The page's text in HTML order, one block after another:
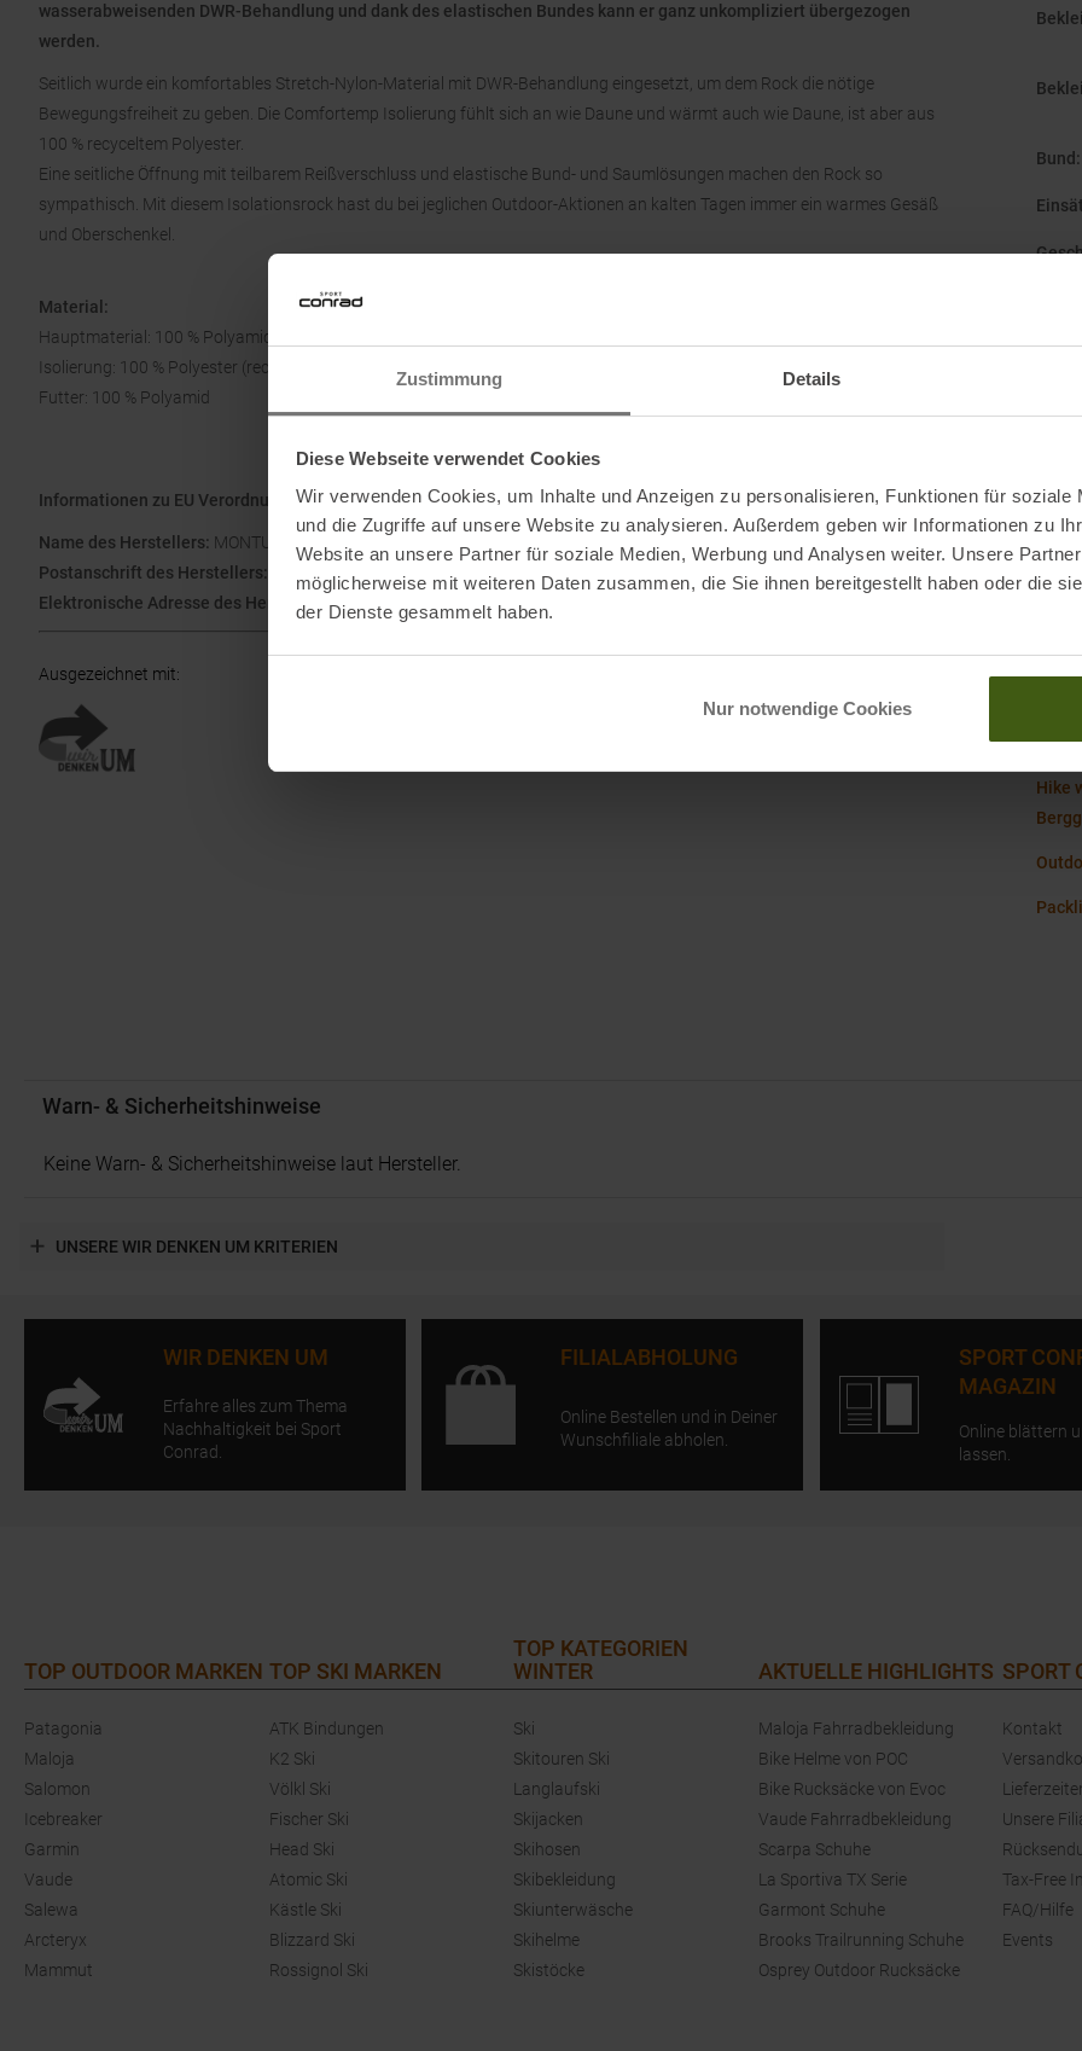
Zustimmung Details
Diese Webseite verwendet Cookies
Wir verwenden Cookies, um Inhalte und Anzeigen zu personalisieren, Funktionen für soziale
und die Zugriffe auf unsere Website zu analysieren. Außerdem geben wir Informationen zu
Website an unsere Partner für soziale Medien, Werbung und Analysen weiter. Unsere
möglicherweise mit weiteren Daten zusammen, die Sie ihnen bereitgestellt haben oder die
der Dienste gesammelt haben.
Nur notwendige Cookies
wasserabweisenden DWR-Behandlung und dank des elastischen Bundes kann er ganz unkompliziert übergezogen
werden.
Seitlich wurde ein komfortables Stretch-Nylon-Material mit DWR-Behandlung eingesetzt, um dem Rock die nötige
Bewegungsfreiheit zu geben. Die Comfortemp Isolierung fühlt sich an wie Daune und wärmt auch wie Daune, ist aber aus
100 % recyceltem Polyester.
Eine seitliche Öffnung mit teilbarem Reißverschluss und elastische Bund- und Saumlösungen machen den Rock so
sympathisch. Mit diesem Isolationsrock hast du bei jeglichen Outdoor-Aktionen an kalten Tagen immer ein warmes Gesäß
und Oberschenkel.
Material:
Hauptmaterial: 100 % Polyamid
Isolierung: 100 % Polyester (recycelt)
Futter: 100 % Polyamid
Informationen zu EU Verordnung GPSR
Name des Herstellers: MONTURA S.R.L. Head Office
Postanschrift des Herstellers:
ZANE' Via Trento, 138 -36010, Vicenza, IT
Elektronische Adresse des Herstellers:info@montura.com
Ausgezeichnet mit:
Bund :
Hike
Warn- & Sicherheitshinweise
Keine Warn- & Sicherheitshinweise laut Hersteller.
UNSERE WIR DENKEN UM KRITERIEN
WIR DENKEN UM
Erfahre alles zum Thema
Nachhaltigkeit bei Sport
Conrad.
FILIALABHOLUNG
Online Bestellen und in Deiner
Wunschfiliale abholen.
SPORT
MAGAZIN
Online blättern
lassen.
TOP OUTDOOR MARKEN
Patagonia
Maloja
Salomon
Icebreaker
Garmin
Vaude
Salewa
Arcteryx
Mammut
TOP SKI MARKEN
ATK Bindungen
K2 Ski
Völkl Ski
Fischer Ski
Head Ski
Atomic Ski
Kästle Ski
Blizzard Ski
Rossignol Ski
TOP KATEGORIEN
WINTER
Ski
Skitouren Ski
Langlaufski
Skijacken
Skihosen
Skibekleidung
Skiunterwäsche
Skihelme
Skistöcke
AKTUELLE HIGHLIGHTS
Maloja Fahrradbekleidung
Bike Helme von POC
Bike Rucksäcke von Evoc
Vaude Fahrradbekleidung
Scarpa Schuhe
La Sportiva TX Serie
Garmont Schuhe
Brooks Trailrunning Schuhe
Osprey Outdoor Rucksäcke
SPORT
Kontakt
Unsere
Tax-Free
FAQ/Hilfe
Events